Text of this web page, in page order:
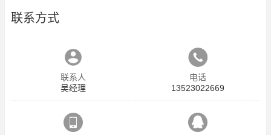
联系方式
联系人
吴经理
电话
13523022669